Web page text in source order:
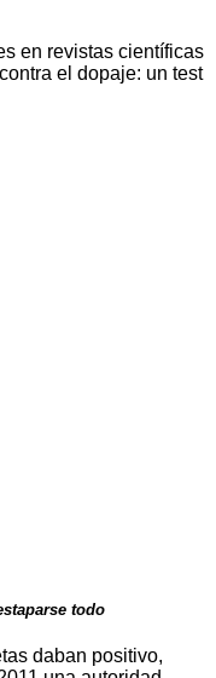
en revistas científicas
el dopaje: un test
todo
daban positivo,